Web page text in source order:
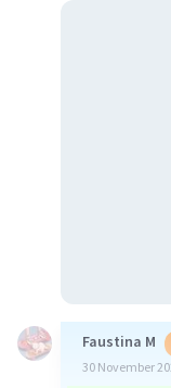
Faustina M
30 November